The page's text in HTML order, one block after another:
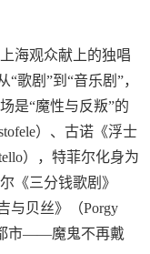
海观众献上的独唱
歌剧”到“音乐剧”，
是“魔性与反叛”的
）、古诺《浮士
），特菲尔化身为
《三分钱歌剧》
与贝丝》（Porgy
市——魔鬼不再戴